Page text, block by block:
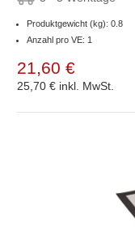
Produktgewicht (kg): 0.8
Anzahl pro VE: 1
21,60 €
25,70 € inkl. MwSt.